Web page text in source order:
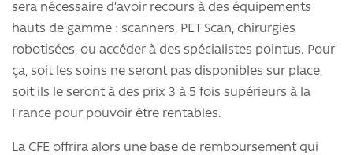
sera nécessaire d’avoir recours à des équipements
hauts de gamme : scanners, PET Scan, chirurgies
robotisées, ou accéder à des spécialistes pointus. Pour
ça, soit les soins ne seront pas disponibles sur place,
soit ils le seront à des prix 3 à 5 fois supérieurs à la
France pour pouvoir être rentables.
La CFE offrira alors une base de remboursement qui